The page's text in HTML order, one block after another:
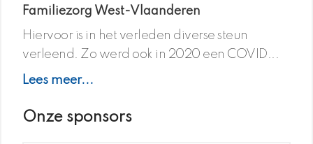
Familiezorg West-Vlaanderen
Hiervoor is in het verleden diverse steun
verleend. Zo werd ook in 2020 een COVID...
Lees meer...
Onze sponsors